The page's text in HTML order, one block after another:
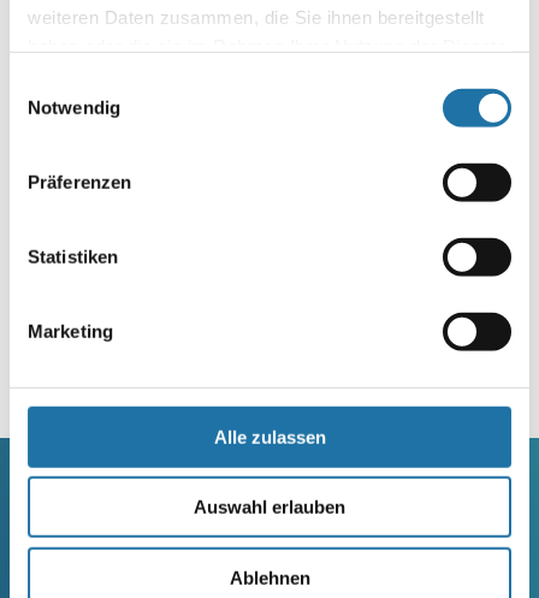
weiteren Daten zusammen, die Sie ihnen bereitgestellt
unsererDatenschutzerklärung
Notwendig
Präferenzen
Statistiken
Marketing
Alle zulassen
Auswahl erlauben
Ablehnen
Autor:
RUND- UND OVALBECKEN SUN
SAUNA
ELEMENTSAUNA AREND MAATA